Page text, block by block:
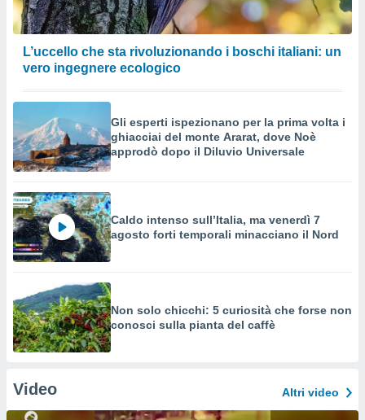
L’uccello che sta rivoluzionando i boschi italiani: un
vero ingegnere ecologico
Gli esperti ispezionano per la prima volta i
ghiacciai del monte Ararat, dove Noè
approdò dopo il Diluvio Universale
Caldo intenso sull’Italia, ma venerdì 7
agosto forti temporali minacciano il Nord
Non solo chicchi: 5 curiosità che forse non
conosci sulla pianta del caffè
Video Altri video